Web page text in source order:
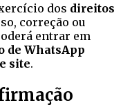
dos direitos
correção ou
entrar em
de WhatsApp
site.